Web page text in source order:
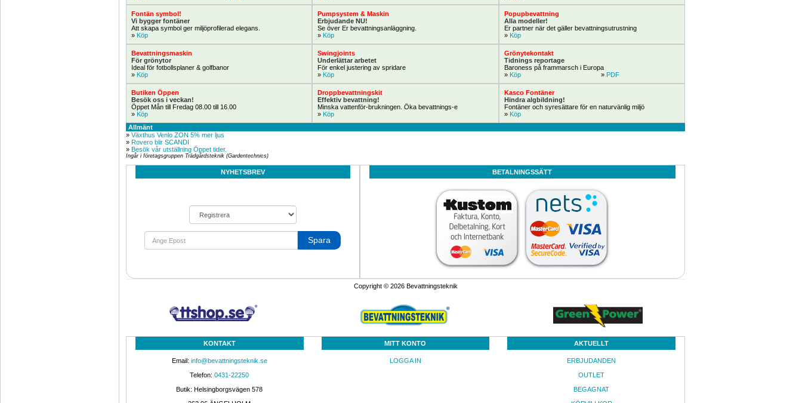
Slang- och Rörskopplingar
Kopplingar för PE/PEM/PEH-
Rainbird Pop-up spridare och
Rainbird lagerdepå för
Strilar, slangar och
Bevattning slang och strilar
Rainbird Bevattningsautomatik
kontroller för inomhus/utomhus
ESP-RZX & ESP-TM2 serie
Bevattningsautomatik för
säkra drift tider.
Bevattningsmaskin JOLLY BEV
Bevattningsmaskiner som ger
Köp Nu! 10%
Den perfekta servicebilen.
Renare vatten
0,4kW ½hk till 0,8kW ¾hk 1fas
230Volt
Isvak och cirkulation som ger
isfriare vak och är
syrsättande.
Special!
Länspumpar flöde 150l/min till
Lagervara
Bevattningskanon Ranger 25°
med sektorstyrning 3" R60 invg
Kanon 100m spridning
Köp Nu!
Bevattningsmaskin Turbocar
Maskiner nu klara för
säsongen med så även
Bevattningsmaskin Leader20,
Spridarstativ 3ben R40 1½”
Erbjudande
Dammduk FR tjocklek 1,20mm
Boka Nu!
Rörkopplingar PVC
Fontän symbol!
Vi bygger fontäner
Att skapa symbol ger miljöprofilerad elegans.
» Köp
Pumpsystem & Maskin
Erbjudande NU!
Se över Er bevattningsanläggning.
» Köp
Popupbevattning
Alla modeller!
Er partner när det gäller bevattningsutrustning
» Köp
Bevattningsmaskin
För grönytor
Ideal för fotbollsplaner & golfbanor
» Köp
Swingjoints
Underlättar arbetet
För enkel justering av spridare
» Köp
Grönytekontakt
Tidnings reportage
Baroness på frammarsch i Europa
» Köp » PDF
Butiken Öppen
Besök oss i veckan!
Öppet Mån till Fredag 08.00 till 16.00
» Köp
Droppbevattningskit
Effektiv bevattning!
Minska vattenför-brukningen. Öka bevattnings-e
» Köp
Kasco Fontäner
Hindra algbildning!
Fontäner och syresättare för en naturvänlig miljö
» Köp
Allmänt
» Växthus Venlo ZON 5% mer ljus
» Rovero blir SCANDI
» Besök vår utställning Öppet tider.
Ingår i företagsgruppen Trädgårdsteknik (Gardentechnics)
NYHETSBREV
Spara
BETALNINGSSÄTT
Copyright © 2026 Bevattningsteknik
KONTAKT
Email: info@bevattningsteknik.se
Telefon: 0431-22250
Butik: Helsingborgsvägen 578
MITT KONTO
LOGGA IN
AKTUELLT
ERBJUDANDEN
OUTLET
BEGAGNAT